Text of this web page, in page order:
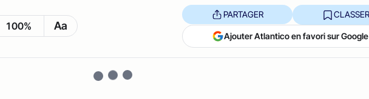
100% Aa
PARTAGER CLASSER
Ajouter Atlantico en favori sur Google